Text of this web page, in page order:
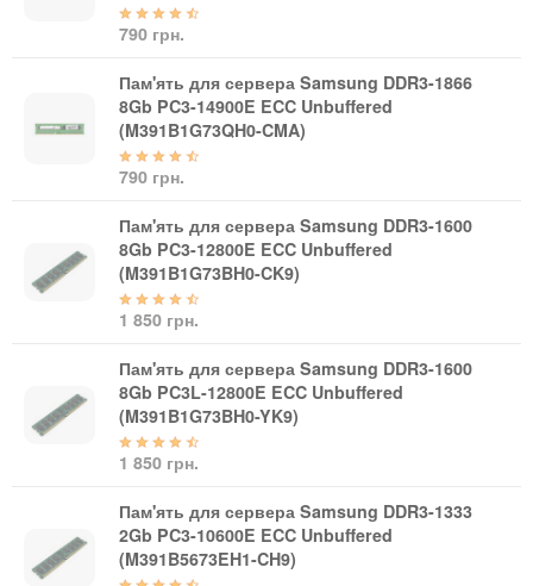
Мережеві карти
Wi-Fi і Bluetooth адаптери
Кабелі та роз'єми
Аксесуари
Хаби і кардридери
Фильтри та стабілізатори
Кабелі, роз'єми, перехідники
Аксесуари для ноутбуків
Акумулятори
Зовнішні блоки живлення
Периферійні пристрої
Монітори
Клавіатури, миші, комплекти
Автономне живлення
790 грн.
Пам'ять для сервера Samsung DDR3-1866
8Gb PC3-14900E ECC Unbuffered
(M391B1G73QH0-CMA)
790 грн.
Пам'ять для сервера Samsung DDR3-1600
8Gb PC3-12800E ECC Unbuffered
(M391B1G73BH0-CK9)
1 850 грн.
Пам'ять для сервера Samsung DDR3-1600
8Gb PC3L-12800E ECC Unbuffered
(M391B1G73BH0-YK9)
1 850 грн.
Пам'ять для сервера Samsung DDR3-1333
2Gb PC3-10600E ECC Unbuffered
(M391B5673EH1-CH9)